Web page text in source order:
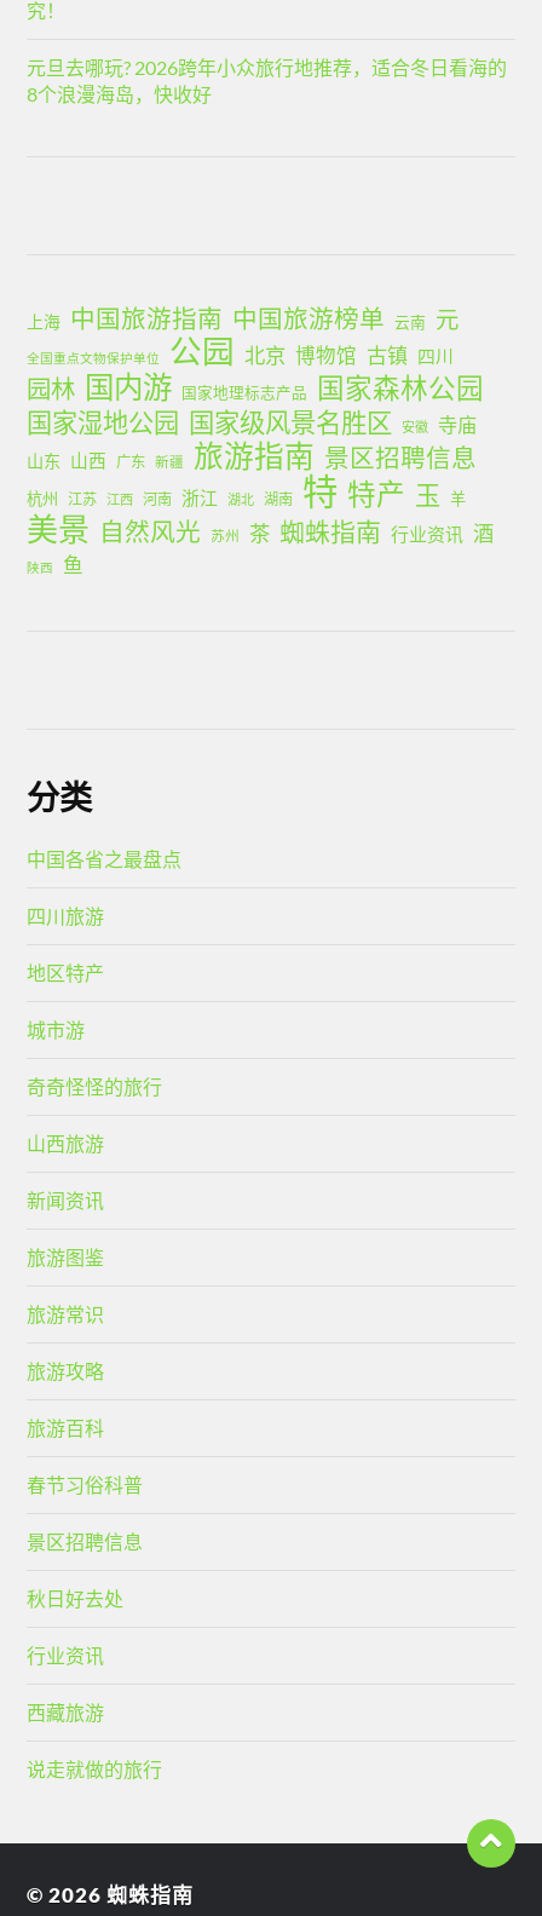
究！
元旦去哪玩? 2026跨年小众旅行地推荐，适合冬日看海的
8个浪漫海岛，快收好
上海 中国旅游指南 中国旅游榜单 云南 元
全国重点文物保护单位 公园 北京 博物馆 古镇 四川
园林 国内游 国家地理标志产品 国家森林公园
国家湿地公园 国家级风景名胜区 安徽 寺庙
山东 山西 广东 新疆 旅游指南 景区招聘信息
杭州 江苏 江西 河南 浙江 湖北 湖南 特 特产 玉 羊
美景 自然风光 苏州 茶 蜘蛛指南 行业资讯 酒
陕西 鱼
分类
中国各省之最盘点
四川旅游
地区特产
城市游
奇奇怪怪的旅行
山西旅游
新闻资讯
旅游图鉴
旅游常识
旅游攻略
旅游百科
春节习俗科普
景区招聘信息
秋日好去处
行业资讯
西藏旅游
说走就做的旅行
© 2026蜘蛛指南